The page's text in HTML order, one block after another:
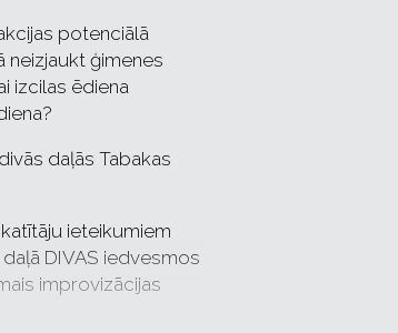
potenciālā
neizjaukt ģimenes
izcilas ēdiena
daļās Tabakas
ieteikumiem
DIVAS iedvesmos
improvizācijas